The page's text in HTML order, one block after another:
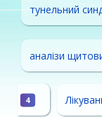
тунельний
аналізи
4